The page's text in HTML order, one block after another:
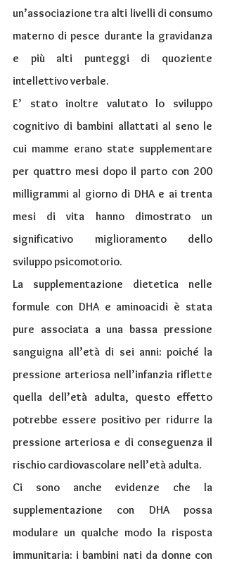
un’associazione tra alti livelli di consumo
materno di pesce durante la gravidanza
e più alti punteggi di quoziente
intellettivo verbale.
E’ stato inoltre valutato lo sviluppo
cognitivo di bambini allattati al seno le
cui mamme erano state supplementare
per quattro mesi dopo il parto con 200
milligrammi al giorno di DHA e ai trenta
mesi di vita hanno dimostrato un
significativo miglioramento dello
sviluppo psicomotorio.
La supplementazione dietetica nelle
formule con DHA e aminoacidi è stata
pure associata a una bassa pressione
sanguigna all’età di sei anni: poiché la
pressione arteriosa nell’infanzia riflette
quella dell’età adulta, questo effetto
potrebbe essere positivo per ridurre la
pressione arteriosa e di conseguenza il
rischio cardiovascolare nell’età adulta.
Ci sono anche evidenze che la
supplementazione con DHA possa
modulare un qualche modo la risposta
immunitaria: i bambini nati da donne con